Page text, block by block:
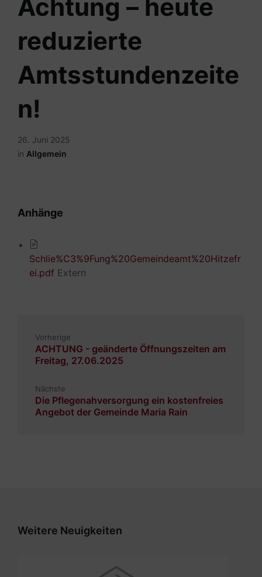
Achtung – heute
reduzierte
Amtsstundenzeite
n!
26. Juni 2025
in Allgemein
Anhänge
Schlie%C3%9Fung%20Gemeindeamt%20Hitzefr
ei.pdf Extern
Vorherige
ACHTUNG - geänderte Öffnungszeiten am
Freitag, 27.06.2025
Nächste
Die Pflegenahversorgung ein kostenfreies
Angebot der Gemeinde Maria Rain
Weitere Neuigkeiten